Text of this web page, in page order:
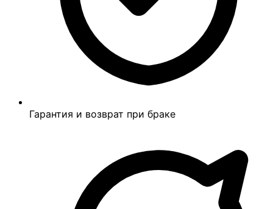
Гарантия и возврат при браке